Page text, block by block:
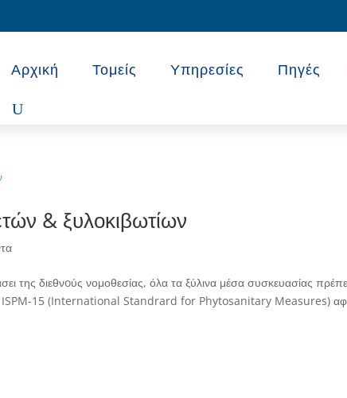
Αρχική Τομείς Υπηρεσίες Πηγές
& ξυλοκιβωτίων
της διεθνoύς νομοθεσίας, όλα τα ξύλινα μέσα συσκευασίας
ISPM-15 (International Standrard for Phytosanitary Measures)